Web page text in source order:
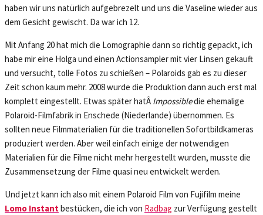
haben wir uns natürlich aufgebrezelt und uns die Vaseline wieder aus
dem Gesicht gewischt. Da war ich 12.
Mit Anfang 20 hat mich die Lomographie dann so richtig gepackt, ich
habe mir eine Holga und einen Actionsampler mit vier Linsen gekauft
und versucht, tolle Fotos zu schießen – Polaroids gab es zu dieser
Zeit schon kaum mehr. 2008 wurde die Produktion dann auch erst mal
komplett eingestellt. Etwas später hatÂ Impossibledie ehemalige
Polaroid-Filmfabrik in Enschede (Niederlande) übernommen. Es
sollten neue Filmmaterialien für die traditionellen Sofortbildkameras
produziert werden. Aber weil einfach einige der notwendigen
Materialien für die Filme nicht mehr hergestellt wurden, musste die
Zusammensetzung der Filme quasi neu entwickelt werden.
Und jetzt kann ich also mit einem Polaroid Film von Fujifilm meine
Lomo Instantbestücken, die ich von Radbag zur Verfügung gestellt